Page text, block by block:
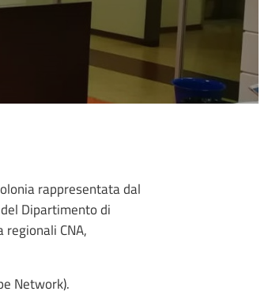
rappresentata dal
Dipartimento di
CNA,
Network).